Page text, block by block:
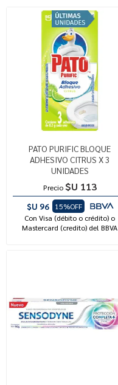
PATO PURIFIC BLOQUE
ADHESIVO CITRUS X 3
UNIDADES
Precio $U 113
$U 96
15%OFF
Con Visa (débito o crédito) o
Mastercard (credito) del BBVA